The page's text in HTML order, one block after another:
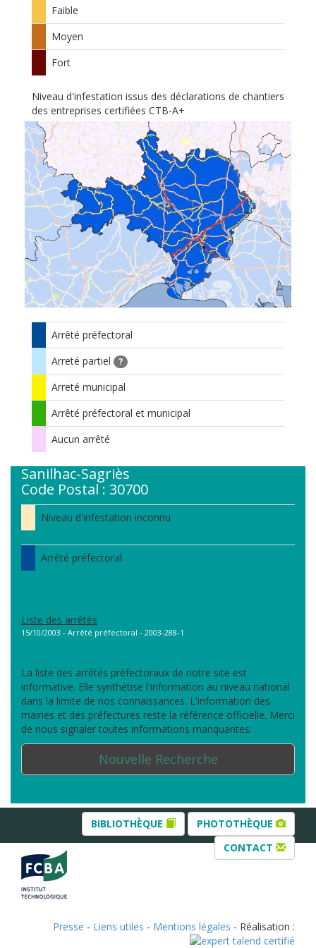
Faible
Moyen
Fort
Niveau d'infestation issus des déclarations de chantiers
des entreprises certifiées CTB-A+
Arrêté préfectoral
Arreté partiel
?
Arreté municipal
Arrêté préfectoral et municipal
Aucun arrêté
Sanilhac-Sagriès
Code Postal : 30700
Niveau d'infestation inconnu
Arrêté préfectoral
Liste des arrêtés
15/10/2003 - Arrêté préfectoral - 2003-288-1
La liste des arrêtés préfectoraux de notre site est
informative. Elle synthétise l'information au niveau national
dans la limite de nos connaissances. L'information des
mairies et des préfectures reste la référence officielle. Merci
de nous signaler toutes informations manquantes.
Nouvelle Recherche
BIBLIOTHÈQUE
PHOTOTHÈQUE
CONTACT
Presse - Liens utiles - Mentions légales - Réalisation :